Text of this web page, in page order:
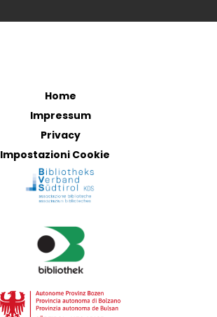
Home
Impressum
Privacy
Impostazioni Cookie